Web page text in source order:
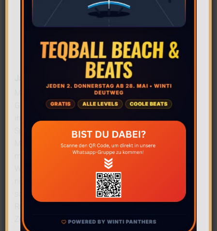
Mit Jackie verlieren wir nach fast 15 Jahren eine
Gründerin der Frauenabteilung bei den Panthers. Mit
ihr wuchs das erste Team stetig und sie hatte als
Spielertrainerin massiven Einfluss auf den
Meistertitel 2024. Ebenso ruf sie in Zusammenarbeit
mit anderen Spielerinnen das zweite Team ins Leben.
Wo immer die Frauenteams waren, war auch Jackie
nicht weit davon entfernt. Auch dich werden wir
schmerzlich vermissen! Wir wünschen dir zu deinem
Zeit, denn eine Legende verlässt den Sandplatz!